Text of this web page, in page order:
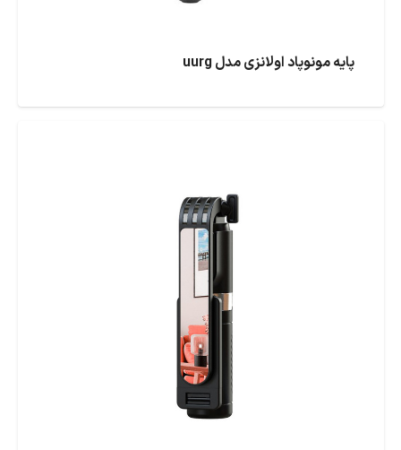
پایه مونوپاد اولانزی مدل uurg